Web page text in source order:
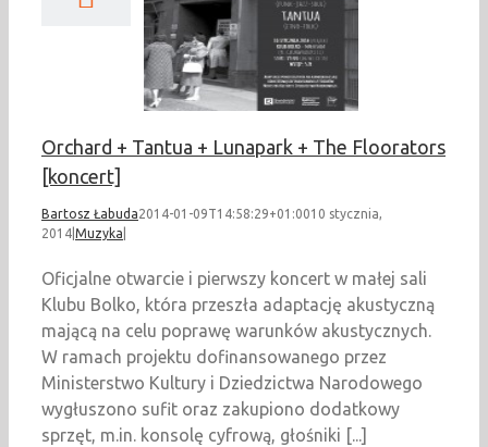
Orchard + Tantua + Lunapark + The Floorators
[koncert]
Bartosz Łabuda2014-01-09T14:58:29+01:0010 stycznia,
2014 Muzyka
Oficjalne otwarcie i pierwszy koncert w małej sali
Klubu Bolko, która przeszła adaptację akustyczną
mającą na celu poprawę warunków akustycznych.
W ramach projektu dofinansowanego przez
Ministerstwo Kultury i Dziedzictwa Narodowego
wygłuszono sufit oraz zakupiono dodatkowy
sprzęt, m.in. konsolę cyfrową, głośniki [...]